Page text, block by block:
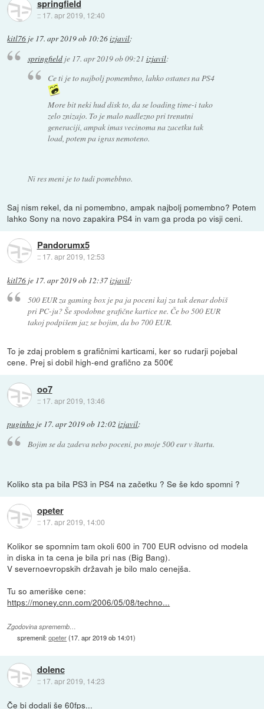
springfield
:: 17. apr 2019, 12:40
kitl76 je 17. apr 2019 ob 10:26izjavil:
springfieldje 17. apr 2019 ob 09:21 izjavil:
Ce ti je to najbolj pomembno, lahko ostanes na PS4
More bit neki hud disk to, da se loading time-i tako
zelo znizajo. To je malo nadlezno pri trenutni
generaciji, ampak imas vecinoma na zacetku tak
load, potem pa igras nemoteno.
Ni res meni je to tudi pomebbno.
Saj nism rekel, da ni pomembno, ampak najbolj pomembno? Potem
lahko Sony na novo zapakira PS4 in vam ga proda po visji ceni.
Pandorumx5
:: 17. apr 2019, 12:53
kitl76 je 17. apr 2019 ob 12:37izjavil:
500 EUR za gaming box je pa ja poceni kaj za tak denar dobiš
pri PC-ju? Še spodobne grafične kartice ne. Če bo 500 EUR
takoj podpišem jaz se bojim, da bo 700 EUR.
To je zdaj problem s grafičnimi karticami, ker so rudarji pojebal
cene. Prej si dobil high-end grafično za 500€
oo7
:: 17. apr 2019, 13:46
puginho je 17. apr 2019 ob 12:02 izjavil:
Bojim se da zadeva nebo poceni, po moje 500 eur v štartu.
Koliko sta pa bila PS3 in PS4 na začetku ? Se še kdo spomni ?
opeter
:: 17. apr 2019, 14:00
Kolikor se spomnim tam okoli 600 in 700 EUR odvisno od modela
in diska in ta cena je bila pri nas (Big Bang).
V severnoevropskih državah je bilo malo cenejša.
Tu so ameriške cene:
https://money.cnn.com/2006/05/08/techno...
Zgodovina sprememb…
spremenil:opeter(17. apr 2019 ob 14:01)
dolenc
:: 17. apr 2019, 14:23
Če bi dodali še 60fps...